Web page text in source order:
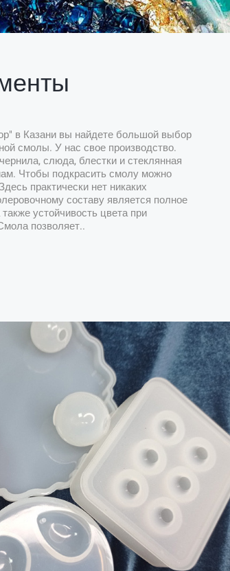
в Казани вы найдете большой выбор
смолы. У нас свое производство.
слюда, блестки и стеклянная
Чтобы подкрасить смолу можно
практически нет никаких
составу является полное
устойчивость цвета при
позволяет..